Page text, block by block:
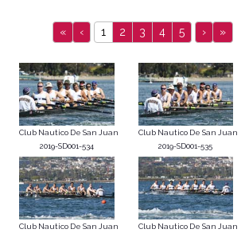
« ‹ 1 2 3 4 5 › »
Club Nautico De San Juan
2019-SD001-534
Club Nautico De San Juan
2019-SD001-535
Club Nautico De San Juan
Club Nautico De San Juan